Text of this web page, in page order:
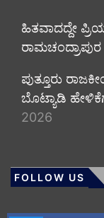
ಹಿತವಾದದ್ದೇ
ರಾಮಚಂದ್ರಾಪುರ
ಪುತ್ತೂರು
ಬೊಟ್ಯಾಡಿ
2026
FOLLOW US